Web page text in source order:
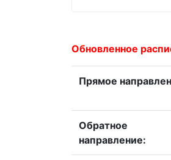
Обновленное
Прямое
Обратное
направление: